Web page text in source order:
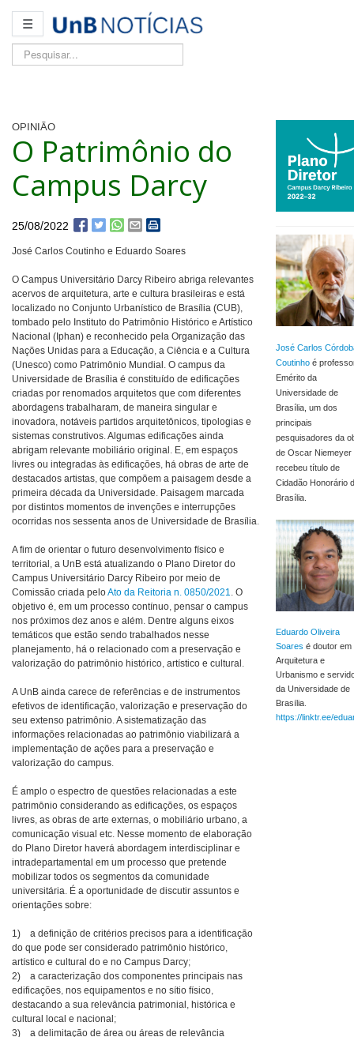
☰
Pesquisar...
OPINIÃO
José Carlos
Coutinho é p
Emérito da
Universidade de
Brasília,um dos
principais
pesquisadores da
de Oscar Niemeyer
recebeu título de
Cidadão Honorário
Brasília.
Eduardo Oliveira
Soares é doutor em
Arquitetura e
Urbanismo e
da Universidade de
Brasília.
https://linktr.ee/
O Patrimônio do
Campus Darcy
25/08/2022
José Carlos Coutinho e Eduardo Soares
O Campus Universitário Darcy Ribeiro abriga relevantes
acervos de arquitetura, arte e cultura brasileiras e está
localizado no Conjunto Urbanístico de Brasília (CUB),
tombado pelo Instituto do Patrimônio Histórico e Artístico
Nacional (Iphan) e reconhecido pela Organização das
Nações Unidas para a Educação, a Ciência e a Cultura
(Unesco) como Patrimônio Mundial. O campus da
Universidade de Brasília é constituído de edificações
criadas por renomados arquitetos que com diferentes
abordagens trabalharam, de maneira singular e
inovadora, notáveis partidos arquitetônicos, tipologias e
sistemas construtivos. Algumas edificações ainda
abrigam relevante mobiliário original. E, em espaços
livres ou integradas às edificações, há obras de arte de
destacados artistas, que compõem a paisagem desde a
primeira década da Universidade. Paisagem marcada
por distintos momentos de invenções e interrupções
ocorridas nos sessenta anos de Universidade de Brasília.
A fim de orientar o futuro desenvolvimento físico e
territorial, a UnB está atualizando o Plano Diretor do
Campus Universitário Darcy Ribeiro por meio de
Comissão criada peloAto da Reitoria n. 0850/2021. O
objetivo é, em um processo contínuo, pensar o campus
nos próximos dez anos e além. Dentre alguns eixos
temáticos que estão sendo trabalhados nesse
planejamento, há o relacionado com a preservação e
valorização do patrimônio histórico, artístico e cultural.
A UnB ainda carece de referências e de instrumentos
efetivos de identificação, valorização e preservação do
seu extenso patrimônio. A sistematização das
informações relacionadas ao patrimônio viabilizará a
implementação de ações para a preservação e
valorização do campus.
É amplo o espectro de questões relacionadas a este
patrimônio considerando as edificações, os espaços
livres, as obras de arte externas, o mobiliário urbano, a
comunicação visual etc. Nesse momento de elaboração
do Plano Diretor haverá abordagem interdisciplinar e
intradepartamental em um processo que pretende
mobilizar todos os segmentos da comunidade
universitária. É a oportunidade de discutir assuntos e
orientações sobre:
1) a definição de critérios precisos para a identificação
do que pode ser considerado patrimônio histórico,
artístico e cultural do e no Campus Darcy;
2) a caracterização dos componentes principais nas
edificações, nos equipamentos e no sítio físico,
destacando a sua relevância patrimonial, histórica e
cultural local e nacional;
3) a delimitação de área ou áreas de relevância